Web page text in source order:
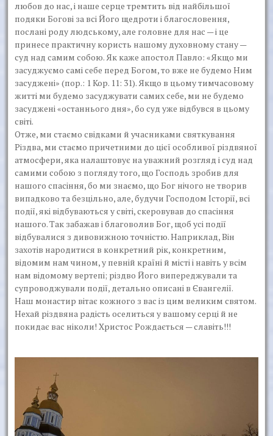
любов до нас, і наше серце тремтить від найбільшої
подяки Богові за всі Його щедроти і благословення,
послані роду людському, але головне для нас — і це
принесе практичну користь нашому духовному стану —
суд над самим собою. Як каже апостол Павло: «Якщо ми
засуджуємо самі себе перед Богом, то вже не будемо Ним
засуджені» (пор.: 1 Кор. 11: 31). Якщо в цьому тимчасовому
житті ми будемо засуджувати самих себе, ми не будемо
засуджені «останнього дня», бо суд уже відбувся в цьому
світі.
Отже, ми стаємо свідками й учасниками святкування
Різдва, ми стаємо причетними до цієї особливої різдвяної
атмосфери, яка налаштовує на уважний розгляд і суд над
самими собою з погляду того, що Господь зробив для
нашого спасіння, бо ми знаємо, що Бог нічого не творив
випадково та безцільно, але, будучи Господом Історії, всі
події, які відбуваються у світі, скеровував до спасіння
нашого. Так забажав і благоволив Бог, щоб усі події
відбувалися з дивовижною точністю. Наприклад, Він
захотів народитися в конкретний рік, конкретним,
відомим нам чином, у певній країні й місті і навіть у всім
нам відомому вертепі; різдво Його випереджували та
супроводжували події, детально описані в Євангелії.
Наш монастир вітає кожного з вас із цим великим святом.
Нехай різдвяна радість оселиться у вашому серці й не
покидає вас ніколи! Христос Рождається — славіть!!!